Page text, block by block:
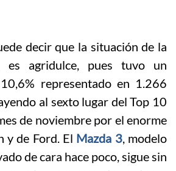
decir que la situación de la
es agridulce, pues tuvo un
representado en 1.266
al sexto lugar del Top 10
de noviembre por el enorme
y de Ford. El Mazda 3, modelo
de cara hace poco, sigue sin